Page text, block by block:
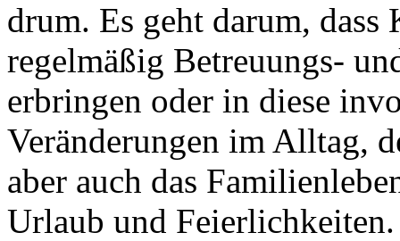
drum. Es geht darum,
regelmäßig Betreuungs-
erbringen oder in diese
Veränderungen im Alltag,
aber auch das
Urlaub und